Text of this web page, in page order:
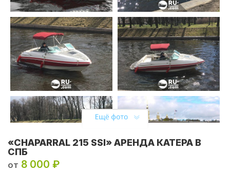
«CHAPARRAL 215 SSI» АРЕНДА КАТЕРА В
СПБ
от 8 000 ₽